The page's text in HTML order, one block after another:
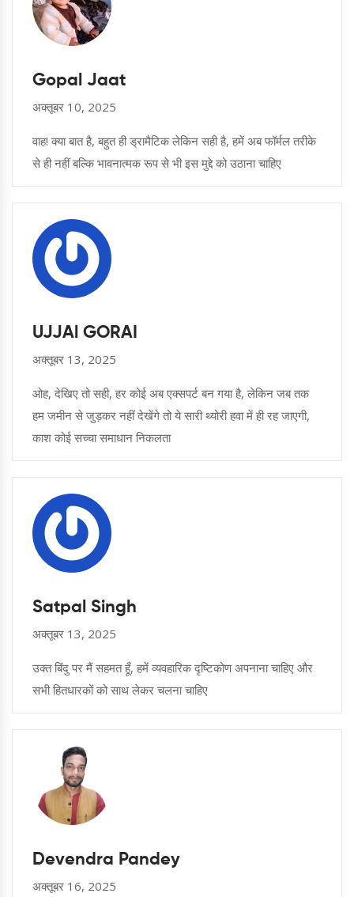
Gopal Jaat
अक्तूबर 10, 2025
वाह! क्या बात है, बहुत ही ड्रामैटिक लेकिन सही है, हमें अब फॉर्मल तरीके
से ही नहीं बल्कि भावनात्मक रूप से भी इस मुद्दे को उठाना चाहिए
UJJAl GORAI
अक्तूबर 13, 2025
ओह, देखिए तो सही, हर कोई अब एक्सपर्ट बन गया है, लेकिन जब तक
हम जमीन से जुड़कर नहीं देखेंगे तो ये सारी थ्योरी हवा में ही रह जाएगी,
काश कोई सच्चा समाधान निकलता
Satpal Singh
अक्तूबर 13, 2025
उक्त बिंदु पर मैं सहमत हूँ, हमें व्यवहारिक दृष्टिकोण अपनाना चाहिए और
सभी हितधारकों को साथ लेकर चलना चाहिए
Devendra Pandey
अक्तूबर 16, 2025